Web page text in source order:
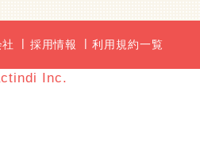
採用情報 利用規約一覧
Inc.